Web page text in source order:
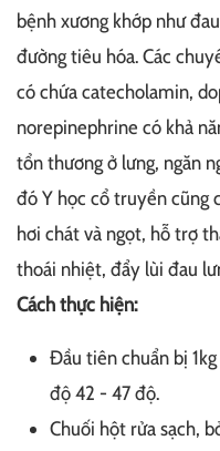
bệnh xương khớp như
đường tiêu hóa. Các
có chứa catecholamin,
norepinephrine có khả
tổn thương ở lưng, ngăn
đó Y học cổ truyền cũng
hơi chát và ngọt, hỗ trợ
thoái nhiệt, đẩy lùi đau
Cách thực hiện:
Đầu tiên chuẩn bị
độ 42 - 47 độ.
Chuối hột rửa sạch,